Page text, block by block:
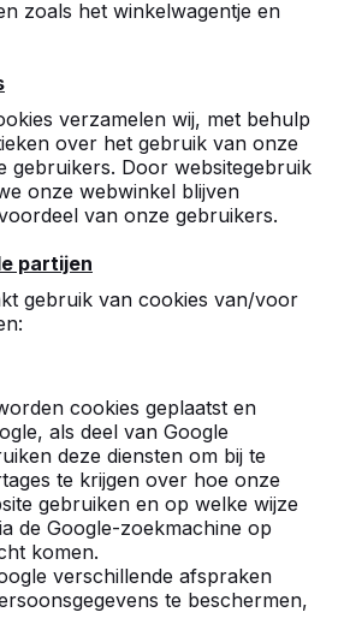
zoals het winkelwagentje en
verzamelen wij, met behulp
over het gebruik van onze
gebruikers. Door websitegebruik
onze webwinkel blijven
van onze gebruikers.
partijen
gebruik van cookies van/voor
cookies geplaatst en
als deel van Google
deze diensten om bij te
te krijgen over hoe onze
gebruiken en op welke wijze
de Google-zoekmachine op
komen.
verschillende afspraken
te beschermen,
speeltafels.
-->
complete